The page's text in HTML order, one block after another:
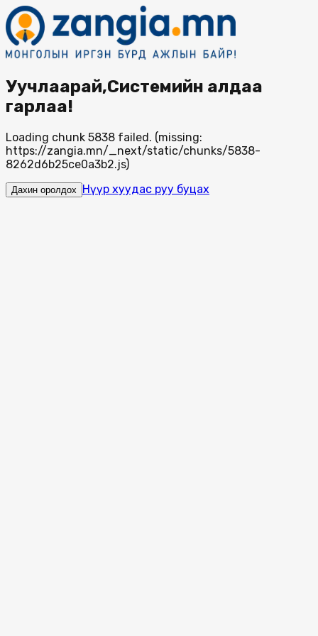
Уучлаарай,Системийн алдаа
гарлаа!
Loading chunk 5838 failed. (missing:
https://zangia.mn/_next/static/chunks/5838-
8262d6b25ce0a3b2.js)
Дахин оролдох Нүүр хуудас руу буцах